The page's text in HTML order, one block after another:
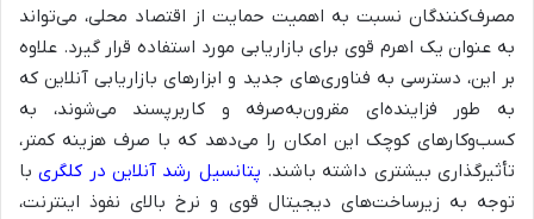
مصرف‌کنندگان نسبت به اهمیت حمایت از اقتصاد محلی، می‌تواند
به عنوان یک اهرم قوی برای بازاریابی مورد استفاده قرار گیرد. علاوه
بر این، دسترسی به فناوری‌های جدید و ابزارهای بازاریابی آنلاین که
به طور فزاینده‌ای مقرون‌به‌صرفه و کاربرپسند می‌شوند، به
کسب‌وکارهای کوچک این امکان را می‌دهد که با صرف هزینه کمتر،
تأثیرگذاری بیشتری داشته باشند. پتانسیل رشد آنلاین در کلگریبا
توجه به زیرساخت‌های دیجیتال قوی و نرخ بالای نفوذ اینترنت،